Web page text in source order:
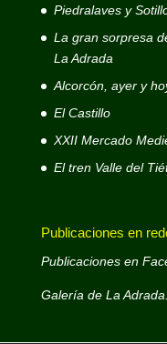
Piedralaves y
La gran sorpresa
La Adrada
Alcorcón, ayer y
El Castillo
XXII Mercado
El tren Valle del
Publicaciones en
Publicaciones en
Galería de La